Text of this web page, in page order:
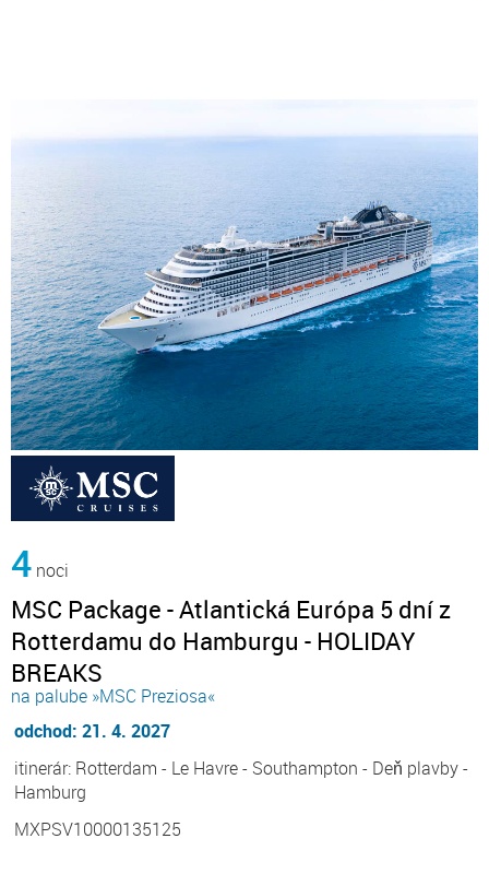
4 noci
MSC Package - Atlantická Európa 5 dní z
Rotterdamu do Hamburgu - HOLIDAY
BREAKS
na palube »MSC Preziosa«
odchod: 21. 4. 2027
itinerár: Rotterdam - Le Havre - Southampton - Deň plavby -
Hamburg
MXPSV10000135125